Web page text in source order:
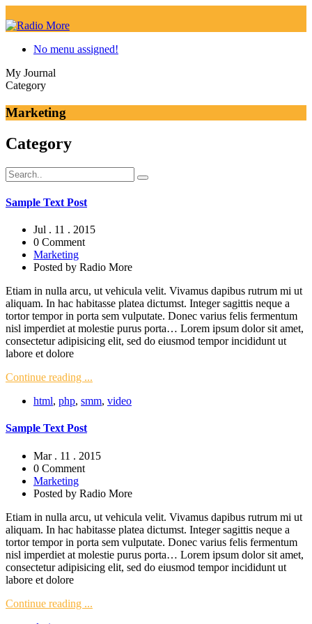
No menu assigned!
My Journal
Category
Marketing
Category
Sample Text Post
Jul . 11 . 2015
0 Comment
Marketing
Posted by Radio More
Etiam in nulla arcu, ut vehicula velit. Vivamus dapibus rutrum mi ut
aliquam. In hac habitasse platea dictumst. Integer sagittis neque a
tortor tempor in porta sem vulputate. Donec varius felis fermentum
nisl imperdiet at molestie purus porta… Lorem ipsum dolor sit amet,
consectetur adipisicing elit, sed do eiusmod tempor incididunt ut
labore et dolore
Continue reading ...
html, php, smm, video
Sample Text Post
Mar . 11 . 2015
0 Comment
Marketing
Posted by Radio More
Etiam in nulla arcu, ut vehicula velit. Vivamus dapibus rutrum mi ut
aliquam. In hac habitasse platea dictumst. Integer sagittis neque a
tortor tempor in porta sem vulputate. Donec varius felis fermentum
nisl imperdiet at molestie purus porta… Lorem ipsum dolor sit amet,
consectetur adipisicing elit, sed do eiusmod tempor incididunt ut
labore et dolore
Continue reading ...